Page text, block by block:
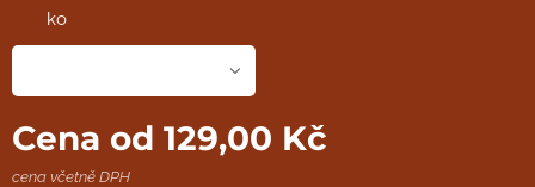
ko
Cena od 129,00 Kč
cena včetně DPH